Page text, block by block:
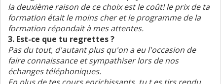
la deuxième raison de ce choix est le coût! le prix de ta
formation était le moins cher et le programme de la
formation répondait à mes attentes.
3. Est-ce que tu regrettes ?
Pas du tout, d'autant plus qu'on a eu l'occasion de
faire connaissance et sympathiser lors de nos
échanges téléphoniques.